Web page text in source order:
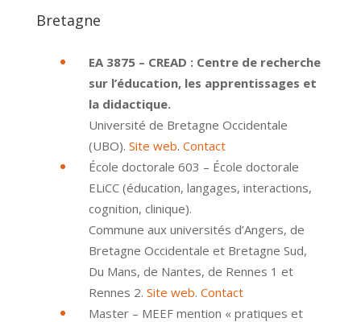
Bretagne
EA 3875 – CREAD : Centre de recherche
sur l’éducation, les apprentissages et
la didactique.
Université de Bretagne Occidentale
(UBO). Site web. Contact
École doctorale 603 – École doctorale
ELiCC (éducation, langages, interactions,
cognition, clinique).
Commune aux universités d’Angers, de
Bretagne Occidentale et Bretagne Sud,
Du Mans, de Nantes, de Rennes 1 et
Rennes 2. Site web. Contact
Master – MEEF mention « pratiques et